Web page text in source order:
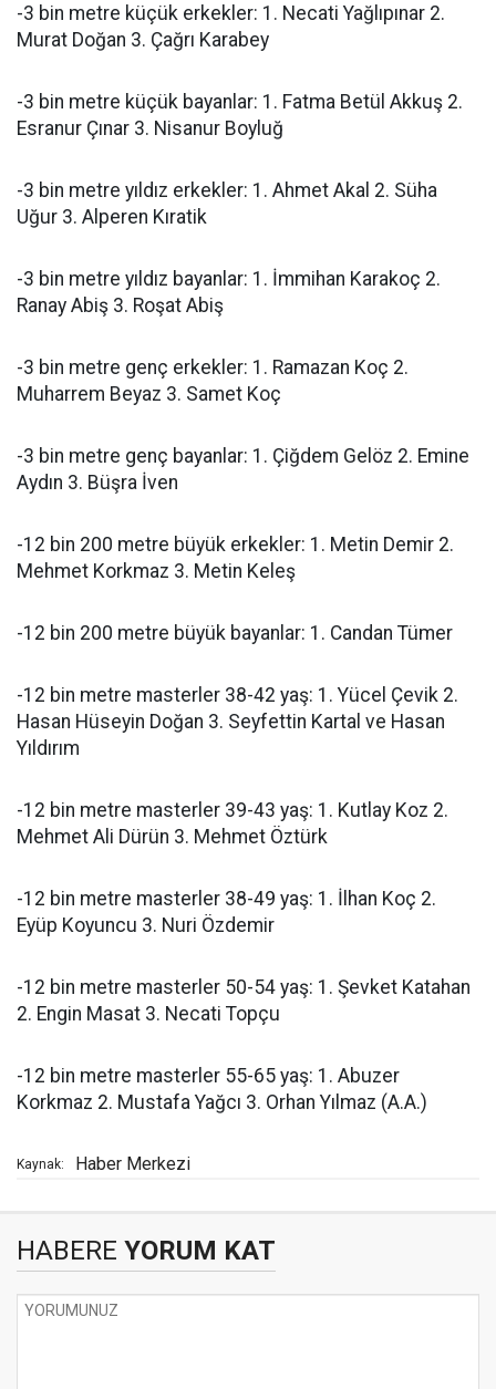
-3 bin metre küçük erkekler: 1. Necati Yağlıpınar 2.
Murat Doğan 3. Çağrı Karabey
-3 bin metre küçük bayanlar: 1. Fatma Betül Akkuş 2.
Esranur Çınar 3. Nisanur Boyluğ
-3 bin metre yıldız erkekler: 1. Ahmet Akal 2. Süha
Uğur 3. Alperen Kıratik
-3 bin metre yıldız bayanlar: 1. İmmihan Karakoç 2.
Ranay Abiş 3. Roşat Abiş
-3 bin metre genç erkekler: 1. Ramazan Koç 2.
Muharrem Beyaz 3. Samet Koç
-3 bin metre genç bayanlar: 1. Çiğdem Gelöz 2. Emine
Aydın 3. Büşra İven
-12 bin 200 metre büyük erkekler: 1. Metin Demir 2.
Mehmet Korkmaz 3. Metin Keleş
-12 bin 200 metre büyük bayanlar: 1. Candan Tümer
-12 bin metre masterler 38-42 yaş: 1. Yücel Çevik 2.
Hasan Hüseyin Doğan 3. Seyfettin Kartal ve Hasan
Yıldırım
-12 bin metre masterler 39-43 yaş: 1. Kutlay Koz 2.
Mehmet Ali Dürün 3. Mehmet Öztürk
-12 bin metre masterler 38-49 yaş: 1. İlhan Koç 2.
Eyüp Koyuncu 3. Nuri Özdemir
-12 bin metre masterler 50-54 yaş: 1. Şevket Katahan
2. Engin Masat 3. Necati Topçu
-12 bin metre masterler 55-65 yaş: 1. Abuzer
Korkmaz 2. Mustafa Yağcı 3. Orhan Yılmaz (A.A.)
Kaynak: Haber Merkezi
HABERE YORUM KAT